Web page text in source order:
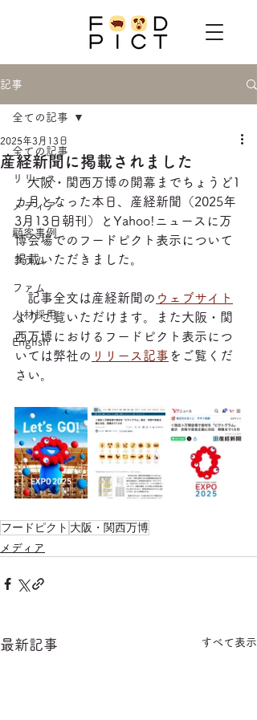
記事
全ての記事
リリース
メディア
顧客事例
コラム
ファム
人材採用
English
全ての記事
産経新聞に掲載されました
2025年3月13日
大阪・関西万博の開幕までちょうど1
カ月となった本日、産経新聞（2025年
3月13日朝刊）とYahoo!ニュースに万
博会場でのフードピクト表示について
掲載いただきました。
記事全文は産経新聞の ウェブサイト
よりご覧いただけます。また大阪・関
西万博におけるフードピクト表示につ
いては弊社の リリース記事 をご覧くだ
さい。
フードピクト 大阪・関西万博
メディア
最新記事 すべて表示